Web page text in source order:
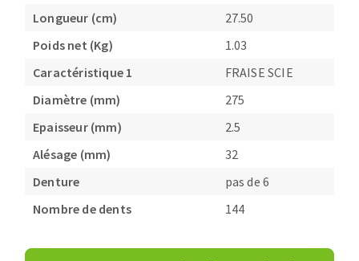
Tourets
Ponceuses
Tours à métaux
Tables
Fraises scies
Rubans
Fraise HSS
Longueur (cm)
27.50
Poids net (Kg)
1.03
Caractéristique 1
FRAISE SCIE
Diamètre (mm)
275
Epaisseur (mm)
2.5
Alésage (mm)
32
Denture
pas de 6
Nombre de dents
144